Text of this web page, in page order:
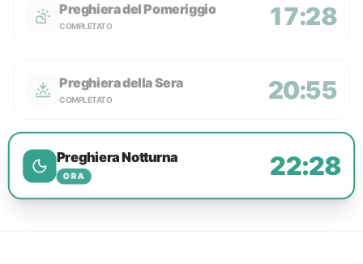
Preghiera del Pomeriggio
COMPLETATO 17:28
Preghiera della Sera
COMPLETATO 20:55
Preghiera Notturna
ORA 22:28